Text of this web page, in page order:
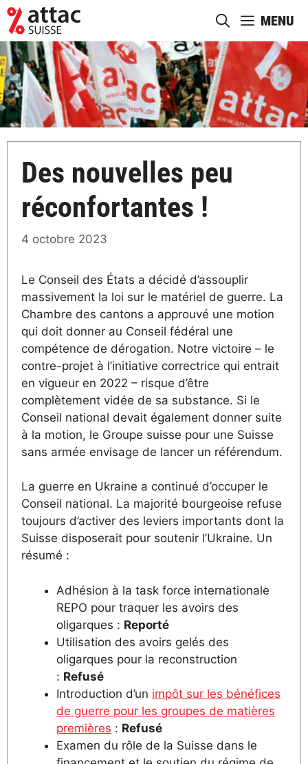
Aller
au
contenu
MENU
Des nouvelles peu
réconfortantes !
4 octobre 2023
Le Conseil des États a décidé d’assouplir
massivement la loi sur le matériel de guerre. La
Chambre des cantons a approuvé une motion
qui doit donner au Conseil fédéral une
compétence de dérogation. Notre victoire – le
contre-projet à l’initiative correctrice qui entrait
en vigueur en 2022 – risque d’être
complètement vidée de sa substance. Si le
Conseil national devait également donner suite
à la motion, le Groupe suisse pour une Suisse
sans armée envisage de lancer un référendum.
La guerre en Ukraine a continué d’occuper le
Conseil national. La majorité bourgeoise refuse
toujours d’activer des leviers importants dont la
Suisse disposerait pour soutenir l’Ukraine. Un
résumé :
Adhésion à la task force internationale
REPO pour traquer les avoirs des
oligarques : Reporté
Utilisation des avoirs gelés des
oligarques pour la reconstruction
: Refusé
Introduction d’un impôt sur les bénéfices
de guerre pour les groupes de matières
premières : Refusé
Examen du rôle de la Suisse dans le